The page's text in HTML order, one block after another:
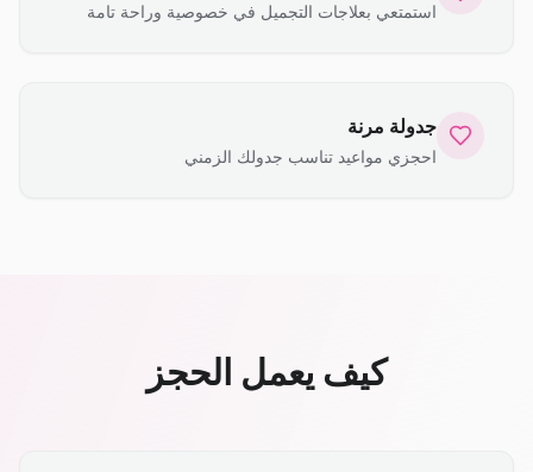
استمتعي بعلاجات التجميل في خصوصية وراحة تامة
جدولة مرنة
احجزي مواعيد تناسب جدولك الزمني
كيف يعمل الحجز